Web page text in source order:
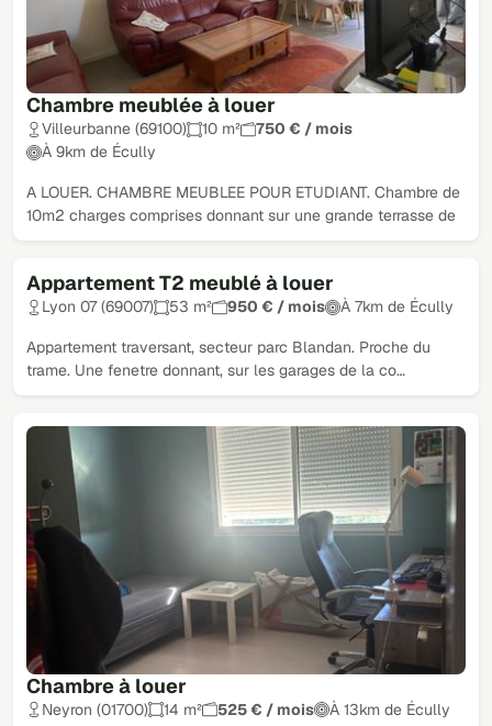
Chambre meublée à louer
Villeurbanne (69100) 10 m²
750 € / mois
À 9km de Écully
A LOUER. CHAMBRE MEUBLEE POUR ETUDIANT. Chambre de
10m2 charges comprises donnant sur une grande terrasse de
Appartement T2 meublé à louer
Lyon 07 (69007) 53 m² 950 € / mois À 7km de Écully
Appartement traversant, secteur parc Blandan. Proche du
trame. Une fenetre donnant, sur les garages de la co…
Chambre à louer
Neyron (01700) 14 m² 525 € / mois À 13km de Écully